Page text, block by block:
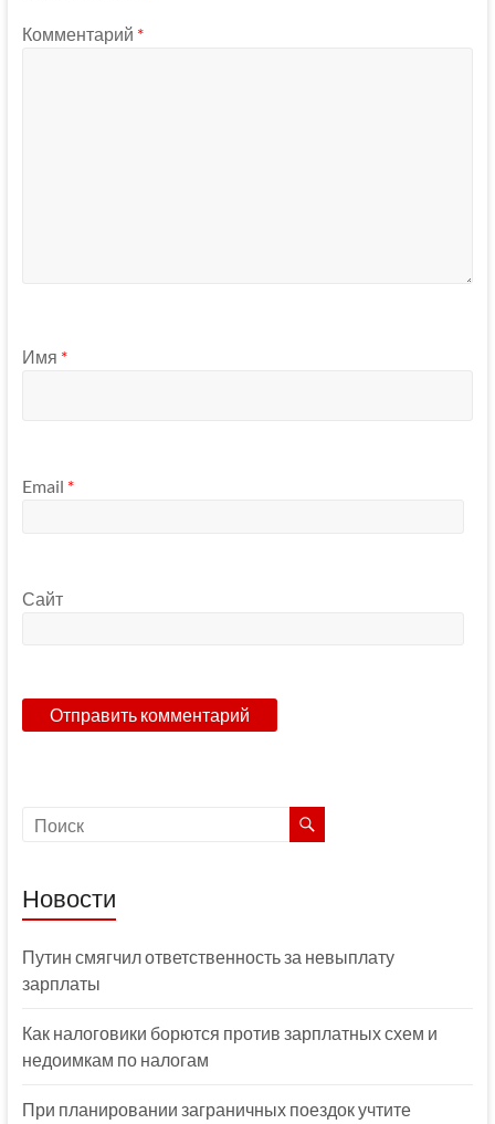
Комментарий *
Имя *
Email *
Сайт
Новости
Путин смягчил ответственность за невыплату
зарплаты
Как налоговики борются против зарплатных схем и
недоимкам по налогам
При планировании заграничных поездок учтите